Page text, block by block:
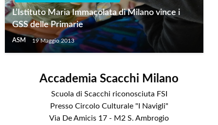
L’Istituto Maria Immacolata di Milano vince i
GSS delle Primarie
ASM 19 Maggio 2013
Accademia Scacchi Milano
Scuola di Scacchi riconosciuta FSI
Presso Circolo Culturale "I Navigli"
Via De Amicis 17 - M2 S. Ambrogio